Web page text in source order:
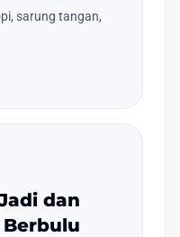
sarung tangan,
dan